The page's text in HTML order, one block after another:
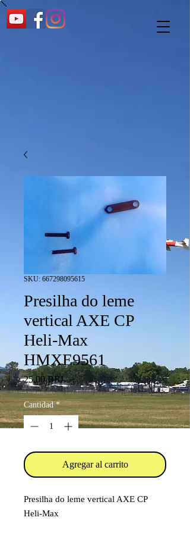
SKU: 667298095615
Presilha do leme
vertical AXE CP
Heli-Max
HMXE9561
25,00 BRLPrecio
Cantidad *
Agregar al carrito
Presilha do leme vertical AXE CP
Heli-Max